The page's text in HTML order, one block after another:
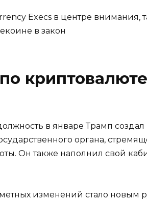
Execs в центре внимания,
в закон
в январе Трамп
органа,
Он также наполнил свой
изменений стало новым